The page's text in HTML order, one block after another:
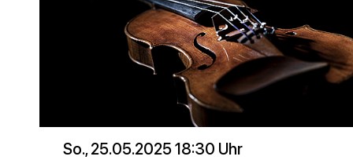
So., 25.05.2025 18:30 Uhr